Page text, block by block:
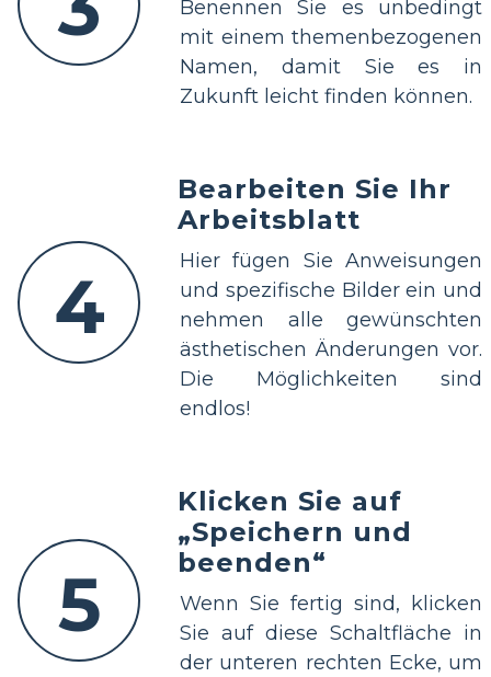
Benennen Sie es unbedingt
mit einem themenbezogenen
Namen, damit Sie es in
Zukunft leicht finden können.
4
Bearbeiten Sie Ihr
Arbeitsblatt
Hier fügen Sie Anweisungen
und spezifische Bilder ein und
nehmen alle gewünschten
ästhetischen Änderungen vor.
Die Möglichkeiten sind
endlos!
5
Klicken Sie auf
„Speichern und
beenden“
Wenn Sie fertig sind, klicken
Sie auf diese Schaltfläche in
der unteren rechten Ecke, um